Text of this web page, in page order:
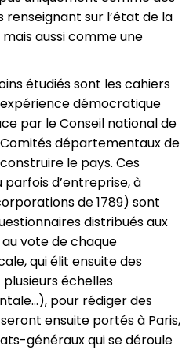
renseignant sur l’état de la
aussi comme une
étudiés sont les cahiers
expérience démocratique
par le Conseil national de
départementaux de
le pays. Ces
d’entreprise, à
de 1789) sont
distribués aux
au vote de chaque
qui élit ensuite des
échelles
pour rédiger des
ensuite portés à Paris,
généraux qui se déroule